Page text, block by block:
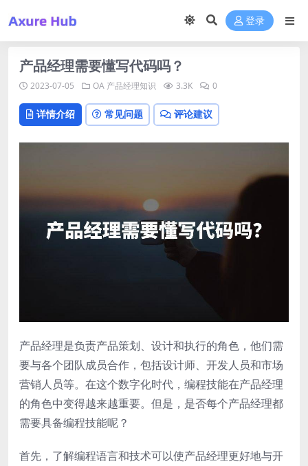
登录
产品经理需要懂写代码吗？
2023-07-05 OA 产品经理知识 3.3K 0
详情介绍 常见问题 评论建议
产品经理是负责产品策划、设计和执行的角色，他们需
要与各个团队成员合作，包括设计师、开发人员和市场
营销人员等。在这个数字化时代，编程技能在产品经理
的角色中变得越来越重要。但是，是否每个产品经理都
需要具备编程技能呢？
首先，了解编程语言和技术可以使产品经理更好地与开